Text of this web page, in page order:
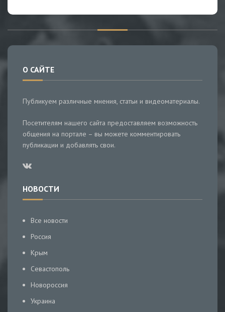
О САЙТЕ
Публикуем различные мнения, статьи и видеоматериалы.
Посетителям нашего сайта предоставляем возможность
общения на портале – вы можете комментировать
публикации и добавлять свои.
НОВОСТИ
Все новости
Россия
Крым
Севастополь
Новороссия
Украина